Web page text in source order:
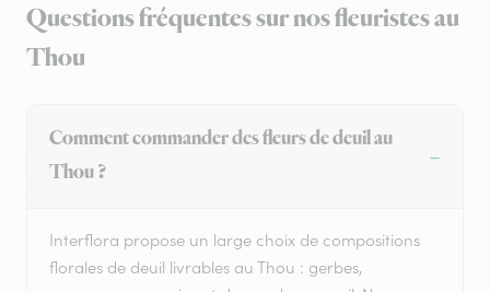
Questions fréquentes sur nos fleuristes au
Thou
Comment commander des fleurs de deuil au
Thou ?
Interflora propose un large choix de compositions
florales de deuil livrables au Thou : gerbes,